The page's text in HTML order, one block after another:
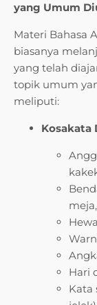
yang Umum
Materi Bahasa
biasanya
yang telah
topik umum
meliputi:
Kosakata
Hari
Kata